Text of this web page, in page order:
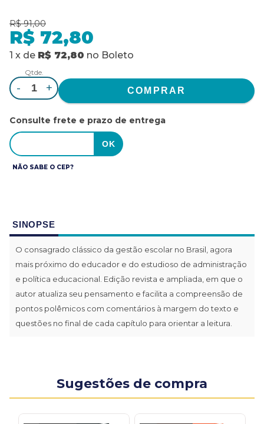
R$ 91,00
R$ 72,80
1 x de R$ 72,80 no Boleto
Qtde.
- +
Consulte frete e prazo de entrega
NÃO SABE O CEP?
SINOPSE
O consagrado clássico da gestão escolar no Brasil, agora
mais próximo do educador e do estudioso de administração
e política educacional. Edição revista e ampliada, em que o
autor atualiza seu pensamento e facilita a compreensão de
pontos polêmicos com comentários à margem do texto e
questões no final de cada capítulo para orientar a leitura.
Sugestões de compra